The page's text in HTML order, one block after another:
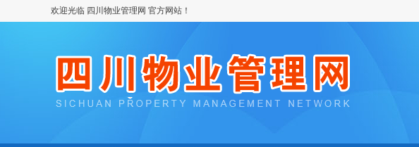
欢迎光临 四川物业管理网 官方网站！